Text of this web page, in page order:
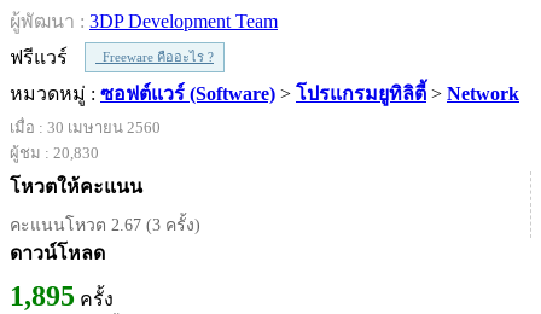
ผู้พัฒนา : 3DP Development Team
ฟรีแวร์
Freeware คืออะไร ?
หมวดหมู่ : ซอฟต์แวร์ (Software) > โปรแกรมยูทิลิตี้ > Network
เมื่อ : 30 เมษายน 2560
ผู้ชม : 20,830
โหวตให้คะแนน
คะแนนโหวต 2.67 (3 ครั้ง)
ดาวน์โหลด
1,895 ครั้ง